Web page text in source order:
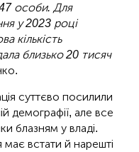
особи. Для
у 2023 році
кількість
близько 20 тисяч
суттєво посилили
демографії, але все
блазням у владі.
має встати й нарешті